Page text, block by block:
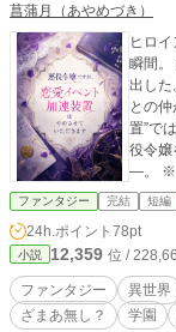
菖蒲月（あやめづき）
ヒロ
瞬間。
出した。 ――それにしても。 嫌がらせをする度に
との
置”では？ そんな気持ちの悪い役回りは御免
役令
―
ファンタジー 完結 短編
24h.ポイント 78pt
小説 12,359 位 /
ファンタジー 異世界
ざまあ無し？
学園